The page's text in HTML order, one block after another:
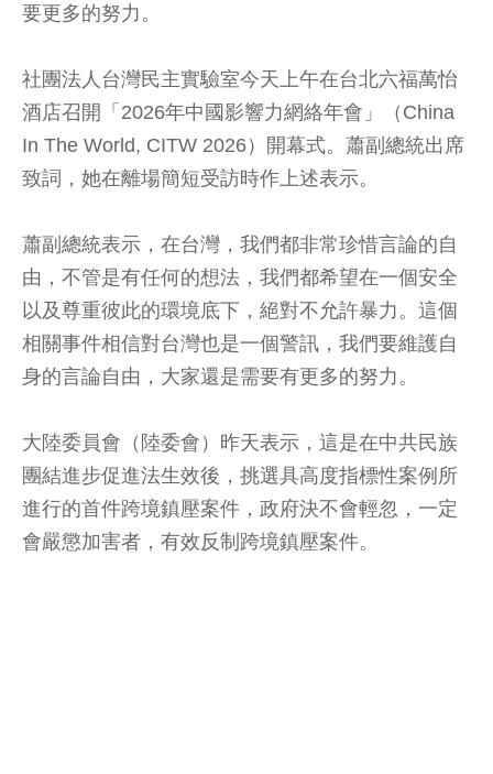
要更多的努力。
社團法人台灣民主實驗室今天上午在台北六福萬怡
酒店召開「2026年中國影響力網絡年會」（China
In The World, CITW 2026）開幕式。蕭副總統出席
致詞，她在離場簡短受訪時作上述表示。
蕭副總統表示，在台灣，我們都非常珍惜言論的自
由，不管是有任何的想法，我們都希望在一個安全
以及尊重彼此的環境底下，絕對不允許暴力。這個
相關事件相信對台灣也是一個警訊，我們要維護自
身的言論自由，大家還是需要有更多的努力。
大陸委員會（陸委會）昨天表示，這是在中共民族
團結進步促進法生效後，挑選具高度指標性案例所
進行的首件跨境鎮壓案件，政府決不會輕忽，一定
會嚴懲加害者，有效反制跨境鎮壓案件。